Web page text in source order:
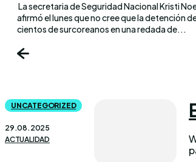
La secretaria de Seguridad Nacional Kristi
afirmó el lunes que no cree que la detención
cientos de surcoreanos en una redada de...
UNCATEGORIZED
29.08.2025
ACTUALIDAD